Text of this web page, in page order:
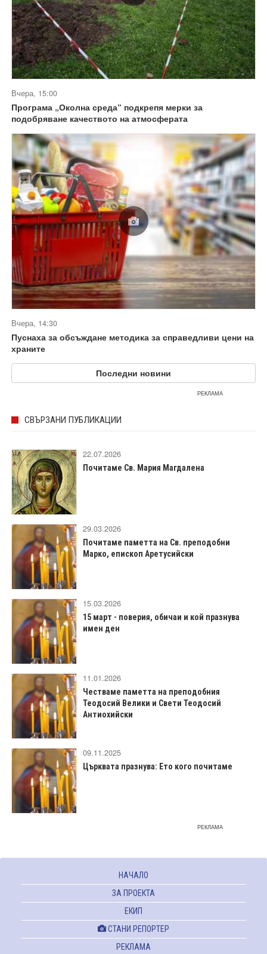
Вчера, 15:00
Програма „Околна среда“ подкрепя мерки за
подобряване качеството на атмосферата
Вчера, 14:30
Пуснаха за обсъждане методика за справедливи цени на
храните
Последни новини
РЕКЛАМА
СВЪРЗАНИ ПУБЛИКАЦИИ
22.07.2026
Почитаме Св. Мария Магдалена
29.03.2026
Почитаме паметта на Св. преподобни
Марко, епископ Аретусийски
15.03.2026
15 март - поверия, обичаи и кой празнува
имен ден
11.01.2026
Честваме паметта на преподобния
Теодосий Велики и Свети Теодосий
Антиохийски
09.11.2025
Църквата празнува: Ето кого почитаме
РЕКЛАМА
НАЧАЛО
ЗА ПРОЕКТА
ЕКИП
СТАНИ РЕПОРТЕР
РЕКЛАМА